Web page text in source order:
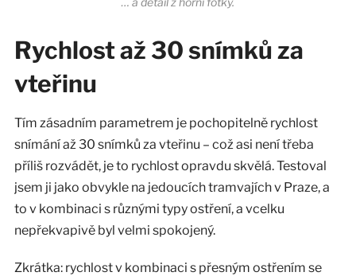
Rychlost až 30 snímků za
vteřinu
Tím zásadním parametrem je pochopitelně rychlost
snímání až 30 snímků za vteřinu – což asi není třeba
příliš rozvádět, je to rychlost opravdu skvělá. Testoval
jsem ji jako obvykle na jedoucích tramvajích v Praze, a
to v kombinaci s různými typy ostření, a vcelku
nepřekvapivě byl velmi spokojený.
Zkrátka: rychlost v kombinaci s přesným ostřením se